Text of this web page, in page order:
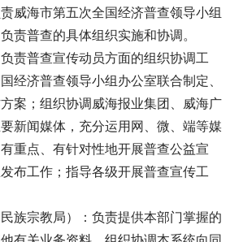
威海市第五次全国经济普查领导小组
责普查的具体组织实施和协调。
责普查宣传动员方面的组织协调工
经济普查领导小组办公室联合制定、
案；组织协调威海报业集团、威海广
新闻媒体，充分运用网、微、端等媒
重点、有针对性地开展普查公益宣
布工作；指导各级开展普查宣传工
族宗教局）：负责提供本部门掌握的